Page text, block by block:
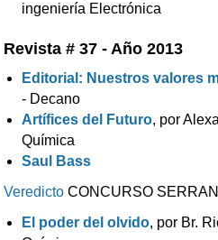
ingeniería Electrónica
Revista # 37 - Año 2013
Editorial: Nuestros valores
- Decano
Artífices del Futuro, por
Química
Saul Bass
Veredicto CONCURSO
El poder del olvido, por Br.